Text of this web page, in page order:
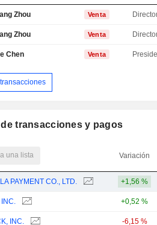
Zhou Venta
Zhou Venta
Chen Venta
transacciones y pagos
una lista Variación
PAYMENT CO., LTD. +1,56 %
+0,52 %
INC. -6,15 %